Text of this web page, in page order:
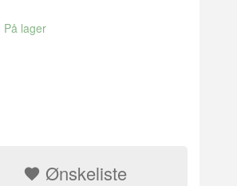
På lager
Ønskeliste